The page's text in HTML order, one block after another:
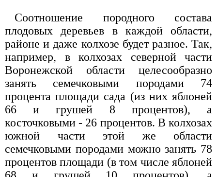
Соотношение породного состава
плодовых деревьев в каждой области,
районе и даже колхозе будет разное. Так,
например, в колхозах северной части
Воронежской области целесообразно
занять семечковыми породами 74
процента площади сада (из них яблоней
66 и грушей 8 процентов), а
косточковыми - 26 процентов. В колхозах
южной части этой же области
семечковыми породами можно занять 78
процентов площади (в том числе яблоней